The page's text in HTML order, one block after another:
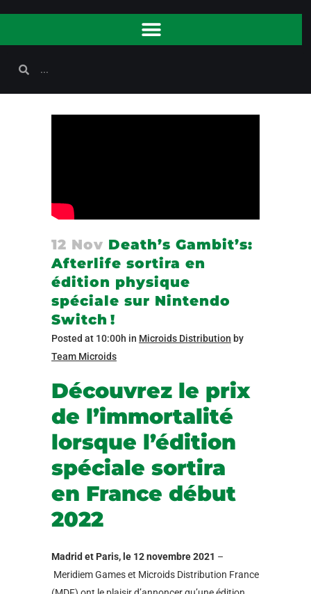
12 Nov Death’s Gambit’s:
Afterlife sortira en
édition physique
spéciale sur Nintendo
Switch !
Posted at 10:00h in Microids Distribution by
Team Microids
Découvrez le prix
de l’immortalité
lorsque l’édition
spéciale sortira
en France début
2022
Madrid et Paris, le 12 novembre 2021 –
Meridiem Games et Microids Distribution France